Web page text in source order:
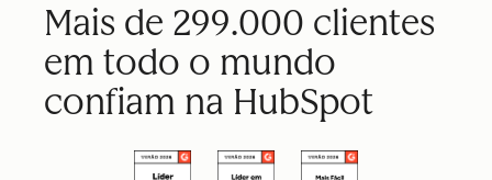
Mais de 299.000 clientes
em todo o mundo
confiam na HubSpot